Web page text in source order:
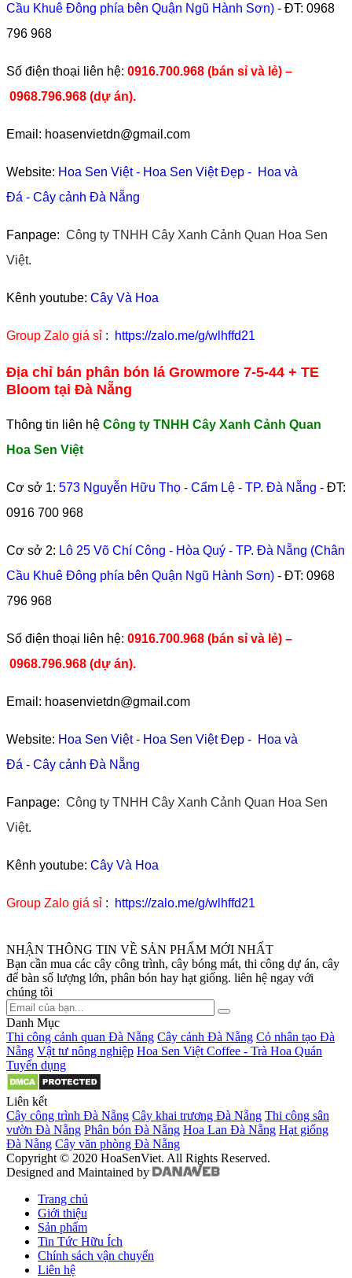
Cầu Khuê Đông phía bên Quận Ngũ Hành Sơn) - ĐT: 0968
796 968
​Số điện thoại liên hệ: 0916.700.968 (bán sỉ và lẻ) –
0968.796.968 (dự án).
Email: hoasenvietdn@gmail.com
Website: Hoa Sen Việt- Hoa Sen Việt Đẹp - Hoa và
Đá - Cây cảnh Đà Nẵng
Fanpage: Công ty TNHH Cây Xanh Cảnh Quan Hoa Sen
Việt.
Kênh youtube: Cây Và Hoa
Group Zalo giá sỉ : https://zalo.me/g/wlhffd21
Địa chỉ bán phân bón lá Growmore 7-5-44 + TE
Bloom tại Đà Nẵng
Thông tin liên hệ Công ty TNHH Cây Xanh Cảnh Quan
Hoa Sen Việt
Cơ sở 1: 573 Nguyễn Hữu Thọ - Cẩm Lệ - TP. Đà Nẵng - ĐT:
0916 700 968
Cơ sở 2: Lô 25 Võ Chí Công - Hòa Quý - TP. Đà Nẵng (Chân
Cầu Khuê Đông phía bên Quận Ngũ Hành Sơn) - ĐT: 0968
796 968
​Số điện thoại liên hệ: 0916.700.968 (bán sỉ và lẻ) –
0968.796.968 (dự án).
Email: hoasenvietdn@gmail.com
Website: Hoa Sen Việt- Hoa Sen Việt Đẹp - Hoa và
Đá - Cây cảnh Đà Nẵng
Fanpage: Công ty TNHH Cây Xanh Cảnh Quan Hoa Sen
Việt.
Kênh youtube: Cây Và Hoa
Group Zalo giá sỉ : https://zalo.me/g/wlhffd21
NHẬN THÔNG TIN VỀ SẢN PHẨM MỚI NHẤT
Bạn cần mua các cây công trình, cây bóng mát, thi công dự án, cây
để bàn số lượng lớn, phân bón hay hạt giống. liên hệ ngay với
chúng tôi
Danh Mục
Thi công cảnh quan Đà Nẵng Cây cảnh Đà Nẵng Cỏ nhân tạo Đà
Nẵng Vật tư nông nghiệp Hoa Sen Việt Coffee - Trà Hoa Quán
Tuyển dụng
Liên kết
Cây công trình Đà Nẵng Cây khai trương Đà Nẵng Thi công sân
vườn Đà Nẵng Phân bón Đà Nẵng Hoa Lan Đà Nẵng Hạt giống
Đà Nẵng Cây văn phòng Đà Nẵng
Copyright © 2020 HoaSenViet. All Rights Reserved.
Designed and Maintained by
Trang chủ
Giới thiệu
Sản phẩm
Tin Tức Hữu Ích
Chính sách vận chuyển
Liên hệ